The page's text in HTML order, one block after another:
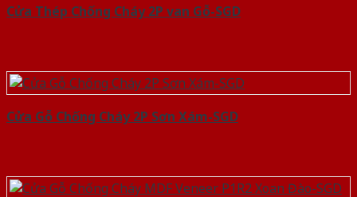
Cửa Thép Chống Cháy 2P van Gỗ-SGD
Cửa Gỗ Chống Cháy 2P Sơn Xám-SGD